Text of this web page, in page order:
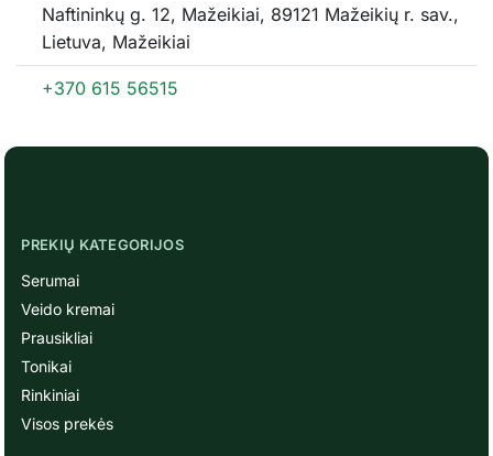
Naftininkų g. 12, Mažeikiai, 89121 Mažeikių r. sav.,
Lietuva, Mažeikiai
+370 615 56515
PREKIŲ KATEGORIJOS
Serumai
Veido kremai
Prausikliai
Tonikai
Rinkiniai
Visos prekės